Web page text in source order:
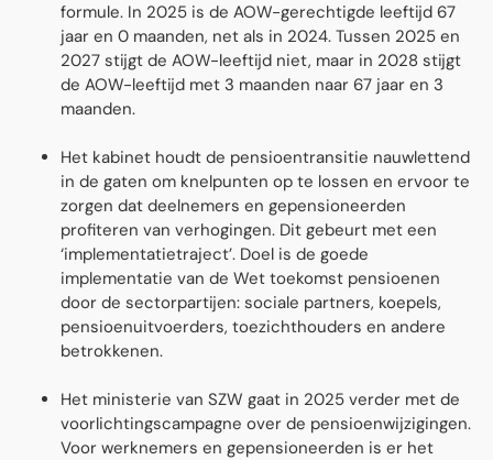
formule. In 2025 is de AOW-gerechtigde leeftĳd 67
jaar en 0 maanden, net als in 2024. Tussen 2025 en
2027 stĳgt de AOW-leeftĳd niet, maar in 2028 stĳgt
de AOW-leeftĳd met 3 maanden naar 67 jaar en 3
maanden.
Het kabinet houdt de pensioentransitie nauwlettend
in de gaten om knelpunten op te lossen en ervoor te
zorgen dat deelnemers en gepensioneerden
profiteren van verhogingen. Dit gebeurt met een
‘implementatietraject’. Doel is de goede
implementatie van de Wet toekomst pensioenen
door de sectorpartĳen: sociale partners, koepels,
pensioenuitvoerders, toezichthouders en andere
betrokkenen.
Het ministerie van SZW gaat in 2025 verder met de
voorlichtingscampagne over de pensioenwijzigingen.
Voor werknemers en gepensioneerden is er het